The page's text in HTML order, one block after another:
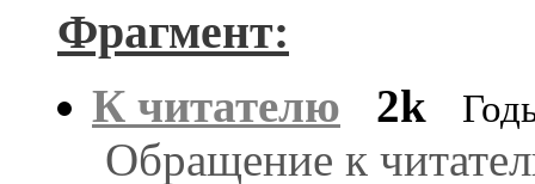
Фрагмент:
К читателю 2k
Обращение к